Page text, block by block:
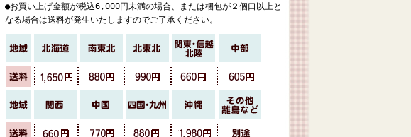
●お買い上げ金額が税込6,000円未満の場合、または梱包が２個口以上と
なる場合は送料が発生いたしますのでご了承ください。